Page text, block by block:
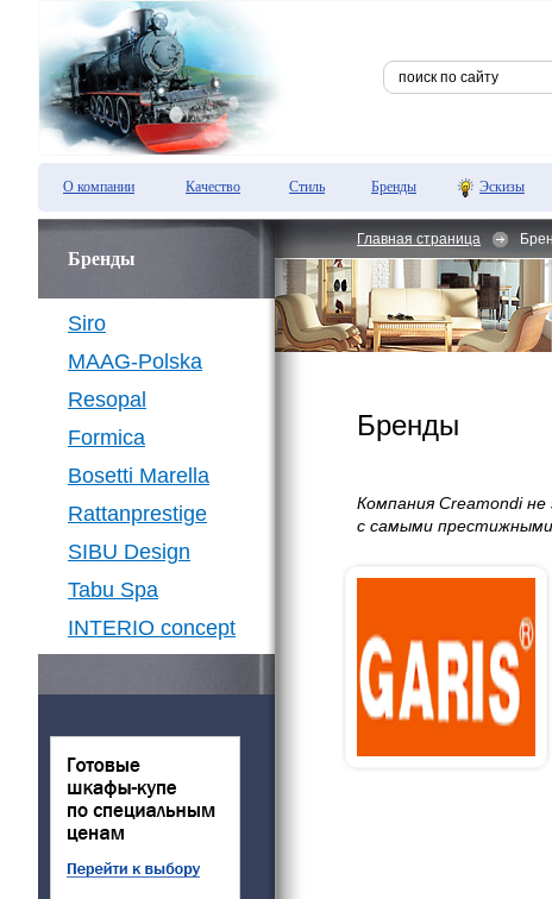
О компании Качество Стиль Бренды Эскизы
Бренды
Siro
MAAG-Polska
Resopal
Formica
Bosetti Marella
Rattanprestige
SIBU Design
Tabu Spa
INTERIO concept
Главная страница
Бренды
Компания Creamondi
с самыми